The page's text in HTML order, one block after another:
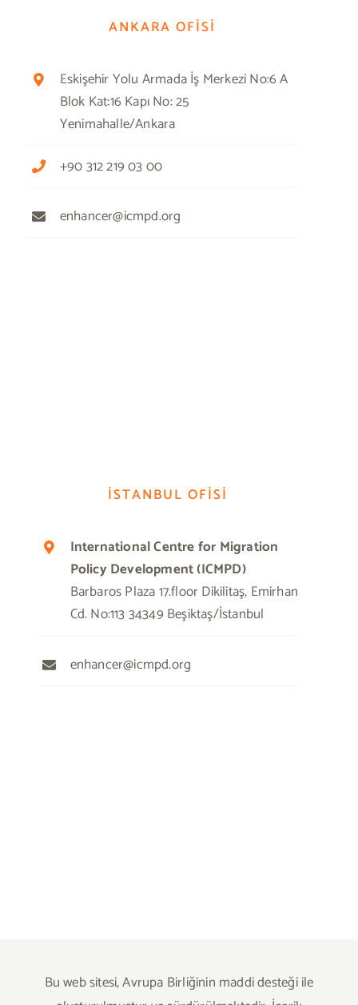
ANKARA OFİSİ
Eskişehir Yolu Armada İş Merkezi No:6 A
Blok Kat:16 Kapı No: 25
Yenimahalle/Ankara
+90 312 219 03 00
enhancer@icmpd.org
İSTANBUL OFİSİ
International Centre for Migration
Policy Development (ICMPD)
Barbaros Plaza 17.floor Dikilitaş, Emirhan
Cd. No:113 34349 Beşiktaş/İstanbul
enhancer@icmpd.org
Bu web sitesi, Avrupa Birliğinin maddi desteği ile